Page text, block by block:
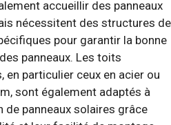
accueillir des panneaux
nécessitent des structures de
pour garantir la bonne
panneaux. Les toits
en particulier ceux en acier ou
sont également adaptés à
de panneaux solaires grâce